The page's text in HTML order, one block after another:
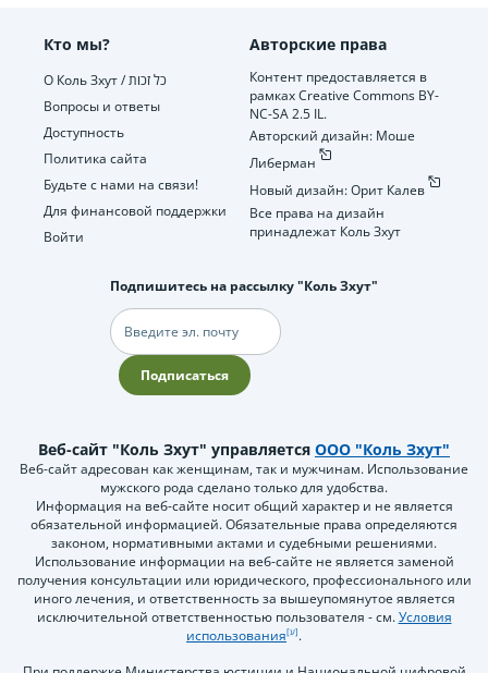
Кто мы?
О Коль Зхут / כל זכות
Вопросы и ответы
Доступность
Политика сайта
Будьте с нами на связи!
Для финансовой поддержки
Войти
Авторские права
Контент предоставляется в
рамках Creative Commons BY-
NC-SA 2.5 IL.
Авторский дизайн: Моше
Либерман
Новый дизайн: Орит Калев
Все права на дизайн
принадлежат Коль Зхут
Подпишитесь на рассылку "Коль Зхут"
Электронная
почта
Подписаться
Веб-сайт "Коль Зхут" управляется ООО "Коль Зхут"
Веб-сайт адресован как женщинам, так и мужчинам. Использование
мужского рода сделано только для удобства.
Информация на веб-сайте носит общий характер и не является
обязательной информацией. Обязательные права определяются
законом, нормативными актами и судебными решениями.
Использование информации на веб-сайте не является заменой
получения консультации или юридического, профессионального или
иного лечения, и ответственность за вышеупомянутое является
исключительной ответственностью пользователя - см.Условия
использования
.